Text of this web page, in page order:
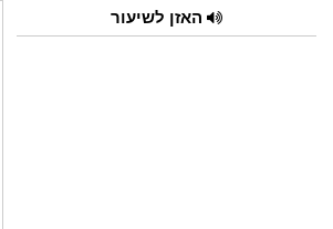
האזן לשיעור